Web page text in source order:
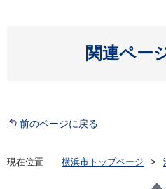
関連ペー
前のページに戻る
現在位置 横浜市トップページ